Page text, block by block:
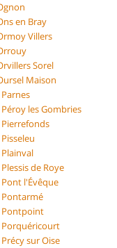
en Bray
Villers
Sorel
Maison
les Gombries
de Roye
l'Évêque
Pontpoint
Porquéricourt
sur Oise